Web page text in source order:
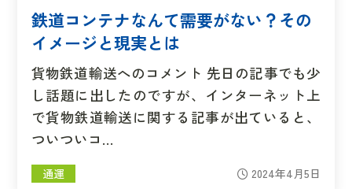
鉄道コンテナなんて需要がない？その
イメージと現実とは
貨物鉄道輸送へのコメント 先日の記事でも少
し話題に出したのですが、インターネット上
で貨物鉄道輸送に関する記事が出ていると、
ついついコ…
通運 2024年4月5日